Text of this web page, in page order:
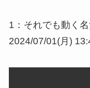
1：それでも動く
2024/07/01(月)